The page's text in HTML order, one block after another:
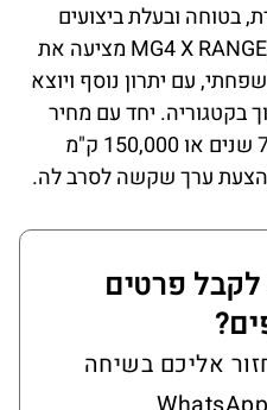
בטוחה ובעלת ביצועים
וחוויית נהיגה דינמית ממכרת, MG4 X RANGE מציעה את
עם יתרון נוסף ויוצא
בקטגוריה. יחד עם מחיר
אטרקטיבי ואחריות מקיפה ל-7 שנים או 150,000 ק"מ
ערך שקשה לסרב לה.
לקבל פרטים
אליכם בשיחה